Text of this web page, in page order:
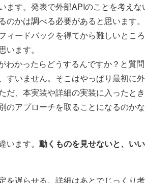
ます。発表で外部APIのことを考えな
のかは調べる必要があると思います
ィードバックを得てから難しいとこ
ます。
わかったらどうするんですか？と質
いません。そこはやっぱり最初に
だ、本実装や詳細の実装に入ったと
アプローチを取ることになるのか
ます。 動くものを見せないと、い
遅らせる。詳細はあとでじっくり